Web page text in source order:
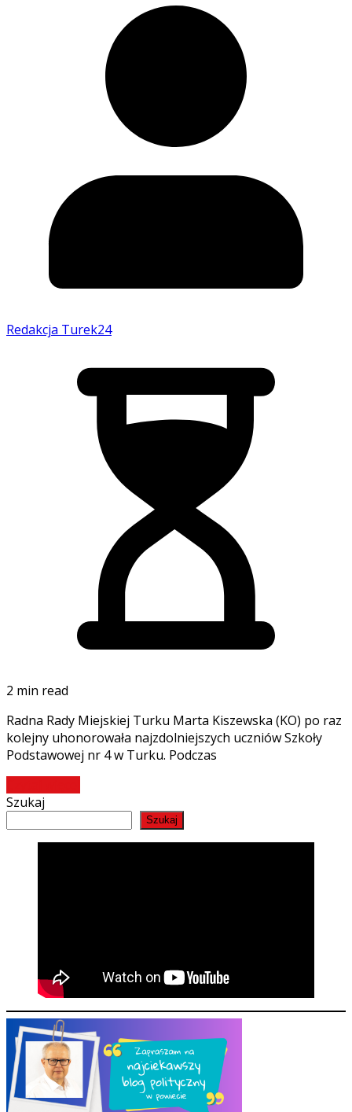
Redakcja Turek24
2 min read
Radna Rady Miejskiej Turku Marta Kiszewska (KO) po raz
kolejny uhonorowała najzdolniejszych uczniów Szkoły
Podstawowej nr 4 w Turku. Podczas
Szukaj
Szukaj